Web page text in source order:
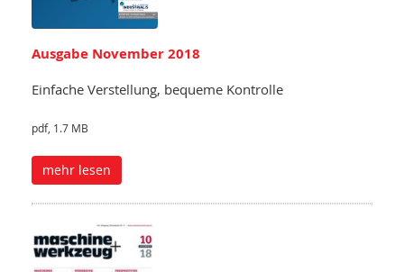
Ausgabe November 2018
Einfache Verstellung, bequeme Kontrolle
pdf, 1.7 MB
mehr lesen